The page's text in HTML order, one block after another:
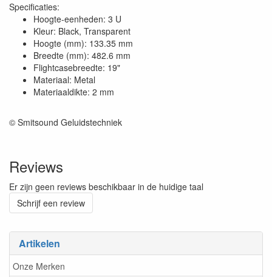
Artikelen
Onze Merken
Specificaties:
Hoogte-eenheden: 3 U
Kleur: Black, Transparent
Hoogte (mm): 133.35 mm
Breedte (mm): 482.6 mm
Flightcasebreedte: 19"
Materiaal: Metal
Materiaaldikte: 2 mm
© Smitsound Geluidstechniek
Reviews
Er zijn geen reviews beschikbaar in de huidige taal
Schrijf een review